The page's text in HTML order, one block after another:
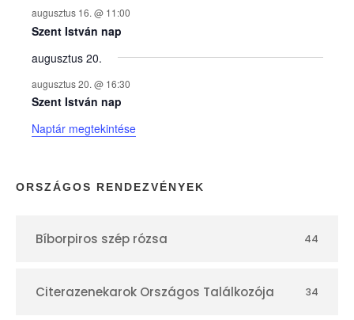
e
k
n
a
p
r
augusztus 16. @ 11:00
Szent István nap
augusztus 20.
augusztus 20. @ 16:30
Szent István nap
Naptár megtekintése
ORSZÁGOS RENDEZVÉNYEK
Bíborpiros szép rózsa 44
Citerazenekarok Országos Találkozója 34